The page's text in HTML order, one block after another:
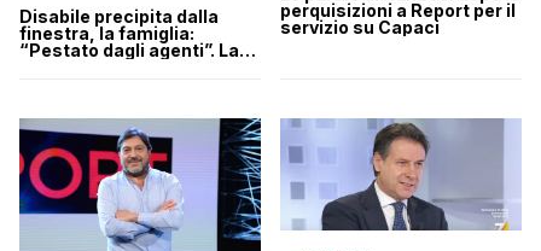
Disabile precipita dalla
finestra, la famiglia:
“Pestato dagli agenti”. La
perquisizioni a Report per il
servizio su Capaci